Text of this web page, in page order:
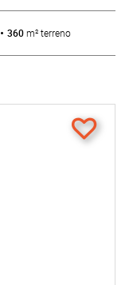
360m² terreno